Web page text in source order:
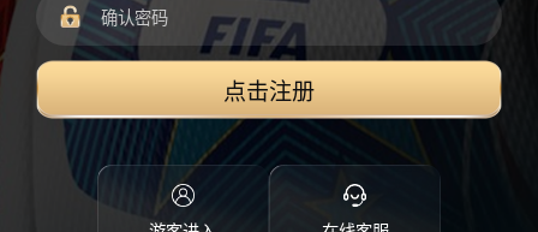
点击注册